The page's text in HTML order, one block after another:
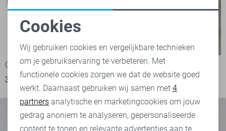
Only & Sons Trui
39,99
Only & Sons sweater
49,99
Noodzakelijke cookies
Personalisatie cookies
Analytische cookies
Marketing cookies
Cookies
Wij gebruiken cookies en vergelijkbare technieken
om je gebruikservaring te verbeteren. Met
functionele cookies zorgen we dat de website goed
werkt. Daarnaast gebruiken wij samen met 4
partners analytische en marketingcookies om jouw
gedrag anoniem te analyseren, gepersonaliseerde
content te tonen en relevante advertenties aan te